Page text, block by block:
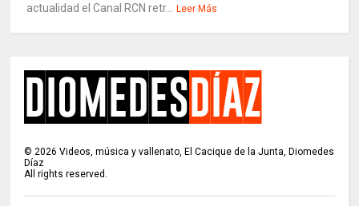
actualidad el Canal RCN retr...
Leer Más
© 2026 Videos, música y vallenato, El Cacique de la Junta, Diomedes
Díaz
All rights reserved.